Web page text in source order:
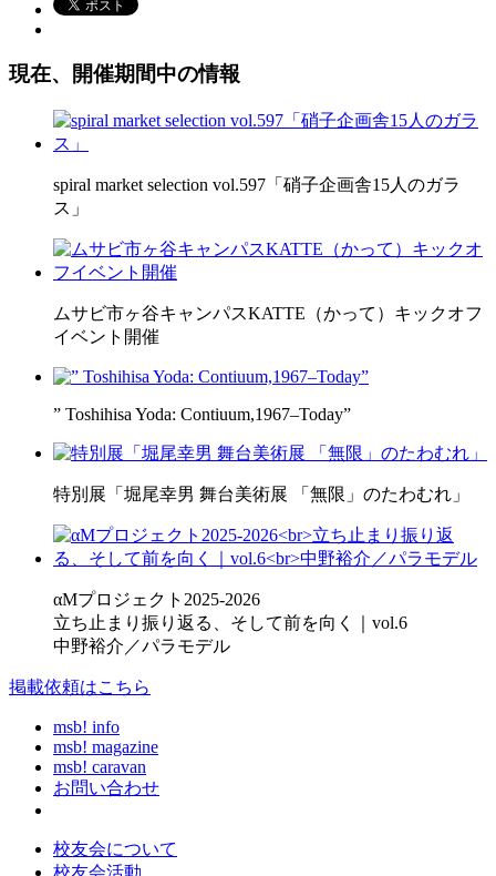
現在、開催期間中の情報
spiral market selection vol.597「硝子企画舎15人のガラ
ス」
ムサビ市ヶ谷キャンパスKATTE（かって）キックオフ
イベント開催
” Toshihisa Yoda: Contiuum,1967–Today”
特別展「堀尾幸男 舞台美術展 「無限」のたわむれ」
αMプロジェクト2025-2026
立ち止まり振り返る、そして前を向く｜vol.6
中野裕介／パラモデル
掲載依頼はこちら
msb! info
msb! magazine
msb! caravan
お問い合わせ
校友会について
校友会活動